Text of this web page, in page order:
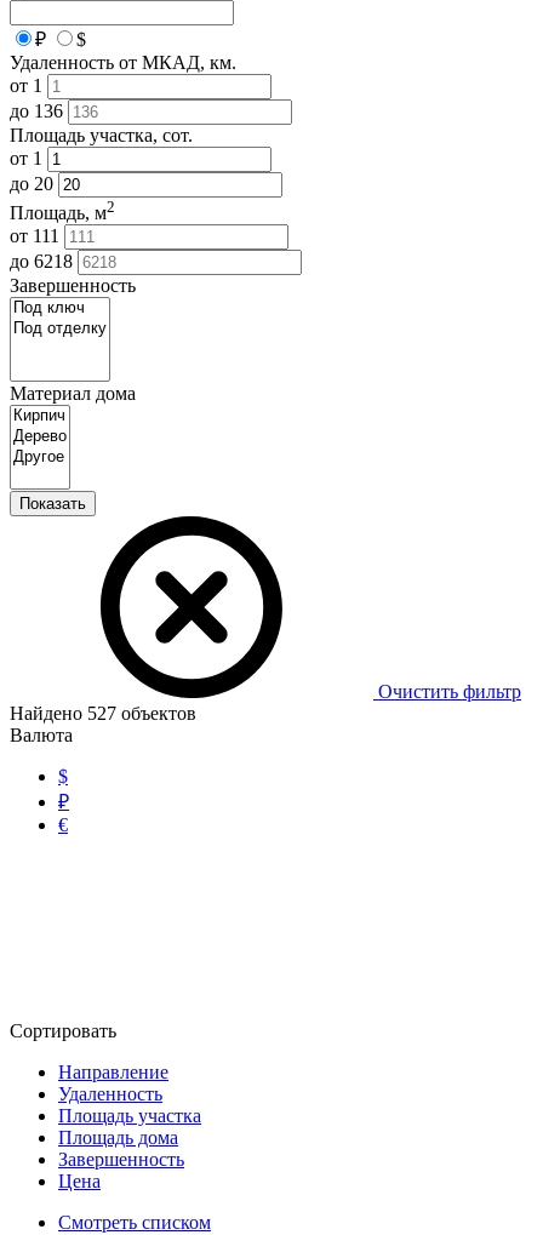
₽
$
Удаленность от МКАД, км.
от 1
до 136
Площадь участка, сот.
от 1
до 20
Площадь, м2
от 111
до 6218
Завершенность
Материал дома
Показать
Очистить фильтр
Найдено 527 объектов
Валюта
$
₽
€
Сортировать
Направление
Удаленность
Площадь участка
Площадь дома
Завершенность
Цена
Смотреть списком